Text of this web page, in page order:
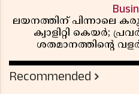
ലയനത്തിന് പിന്നാലെ
ക്വാളിറ്റി കെയർ;
ശതമാനത്തിൻ്റെ
Recommended